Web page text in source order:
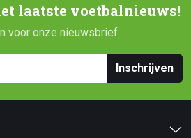
laatste voetbalnieuws!
voor onze nieuwsbrief
Inschrijven